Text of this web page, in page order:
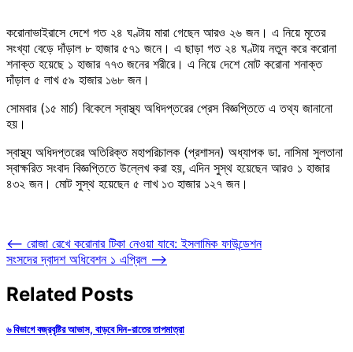
করোনাভাইরাসে দেশে গত ২৪ ঘণ্টায় মারা গেছেন আরও ২৬ জন। এ নিয়ে মৃতের
সংখ্যা বেড়ে দাঁড়াল ৮ হাজার ৫৭১ জনে। এ ছাড়া গত ২৪ ঘণ্টায় নতুন করে করোনা
শনাক্ত হয়েছে ১ হাজার ৭৭৩ জনের শরীরে। এ নিয়ে দেশে মোট করোনা শনাক্ত
দাঁড়াল ৫ লাখ ৫৯ হাজার ১৬৮ জন।
সোমবার (১৫ মার্চ) বিকেলে স্বাস্থ্য অধিদপ্তরের প্রেস বিজ্ঞপ্তিতে এ তথ্য জানানো
হয়।
স্বাস্থ্য অধিদপ্তরের অতিরিক্ত মহাপরিচালক (প্রশাসন) অধ্যাপক ডা. নাসিমা সুলতানা
স্বাক্ষরিত সংবাদ বিজ্ঞপ্তিতে উল্লেখ করা হয়, এদিন সুস্থ হয়েছেন আরও ১ হাজার
৪৩২ জন। মোট সুস্থ হয়েছেন ৫ লাখ ১৩ হাজার ১২৭ জন।
Post
navigation
⟵ রোজা রেখে করোনার টিকা নেওয়া যাবে: ইসলামিক ফাউন্ডেশন
সংসদের দ্বাদশ অধিবেশন ১ এপ্রিল ⟶
Related Posts
৬ বিভাগে বজ্রবৃষ্টির আভাস, বাড়বে দিন-রাতের তাপমাত্রা